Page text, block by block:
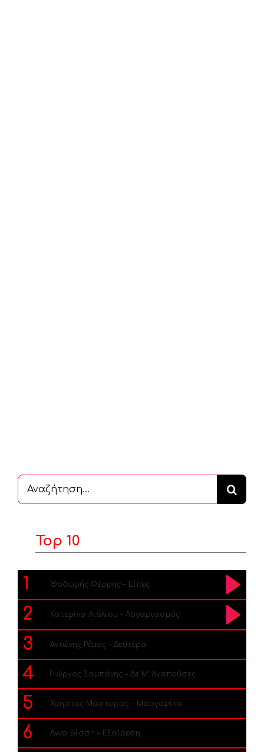
Αναζήτηση
...
Top 10
1 Θοδωρής Φέρρης – Είπες
2 Κατερίνα Λιόλιου – Λογαριασμός
3 Αντώνης Ρέμος – Δευτέρα
4 Γιώργος Σαμπάνης – Δε Μ’ Αγαπούσες
5 Χρήστος Μάστορας – Μαργαρίτα
6 Άννα Βίσση – Εξαίρεση